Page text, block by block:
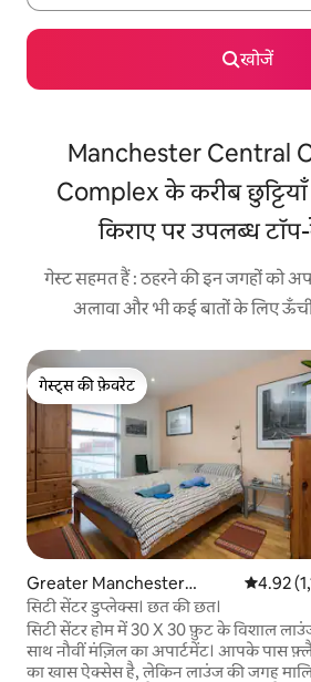
खोजें
Manchester Central
Complex के करीब
किराए पर उपलब्ध
गेस्ट सहमत हैं : ठहरने की इन जगहों को
अलावा और भी कई बातों के लिए ऊँची
गेस्ट्स की फ़ेवरेट
गेस्ट्स की फ़ेवरेट
Greater Manchester
में कॉन्डो
औसत रेटिंग
4.92
सिटी सेंटर डुप्लेक्स। छत की छत।
सिटी सेंटर होम में 30 X 30 फ़ुट के विशाल
साथ नौवीं मंज़िल का अपार्टमेंट। आपके पास फ़्लैट
का खास ऐक्सेस है, लेकिन लाउंज की जगह